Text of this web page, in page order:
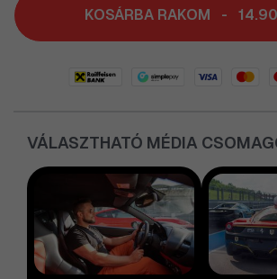
KOSÁRBA RAKOM -
VÁLASZTHATÓ MÉDIA